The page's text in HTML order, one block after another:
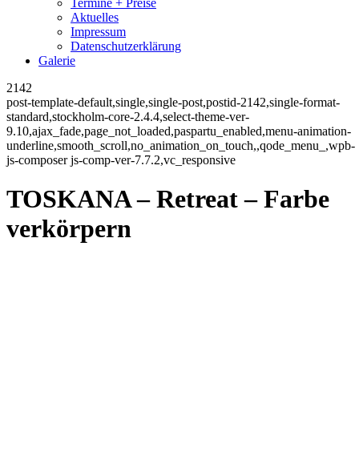
Termine + Preise
Aktuelles
Impressum
Datenschutzerklärung
Galerie
2142
post-template-default,single,single-post,postid-2142,single-format-
standard,stockholm-core-2.4.4,select-theme-ver-
9.10,ajax_fade,page_not_loaded,paspartu_enabled,menu-animation-
underline,smooth_scroll,no_animation_on_touch,,qode_menu_,wpb-
js-composer js-comp-ver-7.7.2,vc_responsive
TOSKANA – Retreat – Farbe
verkörpern